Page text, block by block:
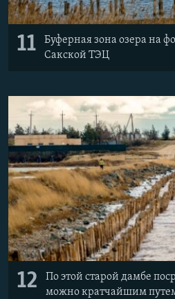
11
Буферная зона озера на
Сакской ТЭЦ
12
По этой старой дамбе
можно кратчайшим